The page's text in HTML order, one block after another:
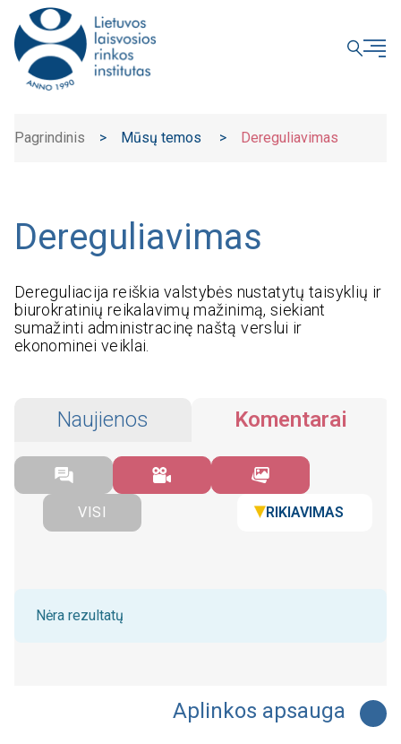
Pagrindinis > Mūsų temos > Dereguliavimas
Dereguliavimas
Dereguliacija reiškia valstybės nustatytų taisyklių ir
biurokratinių reikalavimų mažinimą, siekiant
sumažinti administracinę naštą verslui ir
ekonominei veiklai.
Naujienos Komentarai
VISI RIKIAVIMAS
Nėra rezultatų
Aplinkos apsauga
UŽDARYTI